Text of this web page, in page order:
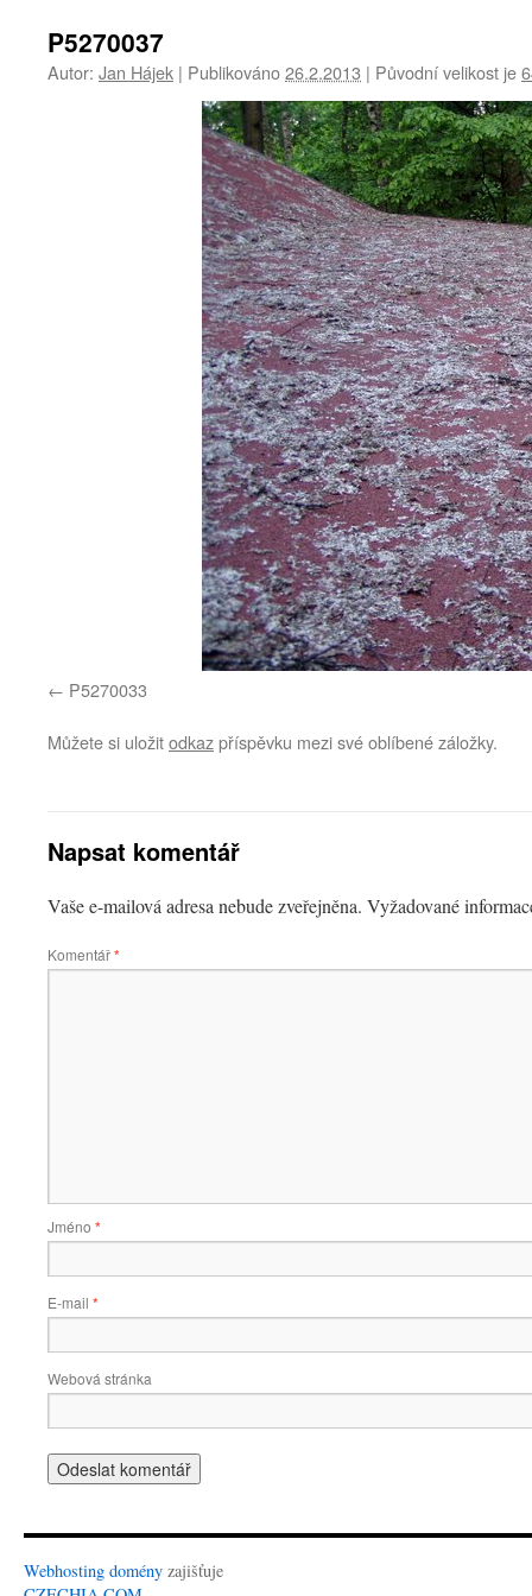
P5270037
Autor: Jan Hájek | Publikováno26.2.2013 | Původní velikost je
P5270033
Můžete si uložitodkazpříspěvku mezi své oblíbené záložky.
Napsat komentář
Vaše e-mailová adresa nebude zveřejněna. Vyžadované
Komentář*
Jméno *
E-mail *
Webová stránka
Webhosting domény zajišťuje